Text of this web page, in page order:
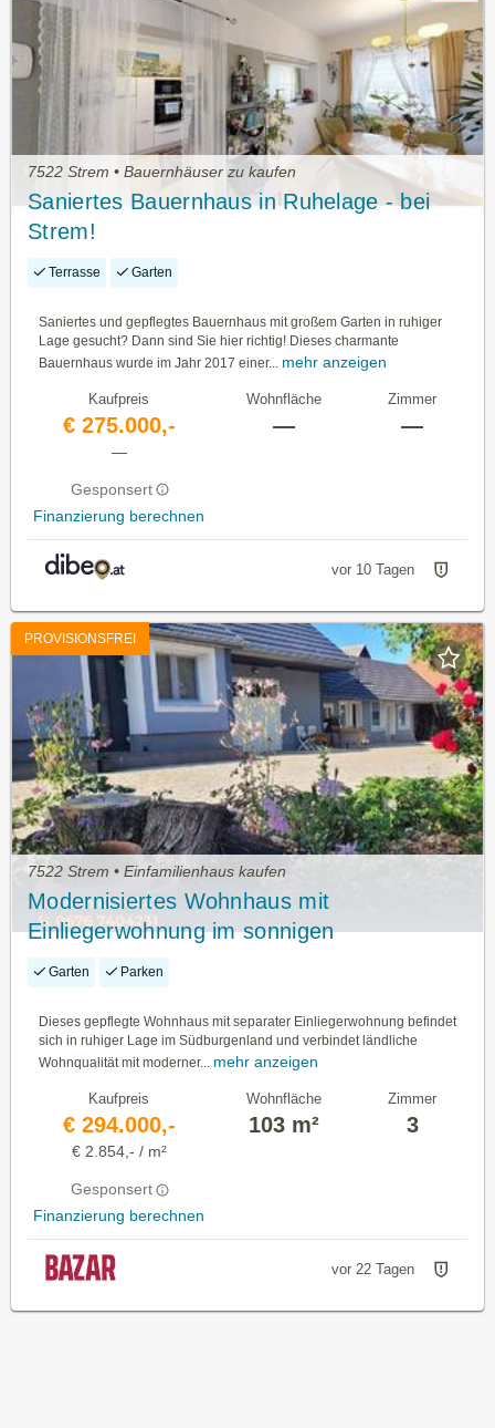
7522 Strem • Bauernhäuser zu kaufen
Saniertes Bauernhaus in Ruhelage - bei
Strem!
Terrasse Garten
Saniertes und gepflegtes Bauernhaus mit großem Garten in ruhiger
Lage gesucht? Dann sind Sie hier richtig! Dieses charmante
Bauernhaus wurde im Jahr 2017 einer...
mehr anzeigen
Kaufpreis
€ 275.000,-
—
Gesponsert
Finanzierung berechnen
Wohnfläche
—
Zimmer
—
vor 10 Tagen
PROVISIONSFREI
7522 Strem • Einfamilienhaus kaufen
Modernisiertes Wohnhaus mit
Einliegerwohnung im sonnigen
Südburgenland!
Garten Parken
Dieses gepflegte Wohnhaus mit separater Einliegerwohnung befindet
sich in ruhiger Lage im Südburgenland und verbindet ländliche
Wohnqualität mit moderner... mehr anzeigen
Kaufpreis
€ 294.000,-
€ 2.854,- / m²
Gesponsert
Finanzierung berechnen
Wohnfläche
103 m²
Zimmer
3
vor 22 Tagen